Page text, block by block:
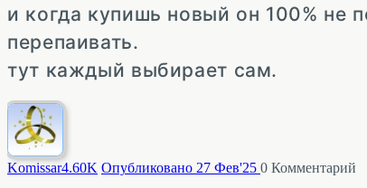
и когда купишь новый он 100% не
перепаивать.
тут каждый выбирает сам.
Komissar4.60K Опубликовано 27 Фев'25 0 Комментарий